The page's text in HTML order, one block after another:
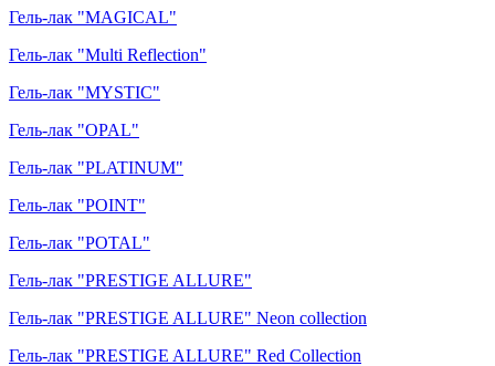
Гель-лак "MAGICAL"
Гель-лак "Multi Reflection"
Гель-лак "MYSTIC"
Гель-лак "OPAL"
Гель-лак "PLATINUM"
Гель-лак "POINT"
Гель-лак "POTAL"
Гель-лак "PRESTIGE ALLURE"
Гель-лак "PRESTIGE ALLURE" Neon collection
Гель-лак "PRESTIGE ALLURE" Red Collection